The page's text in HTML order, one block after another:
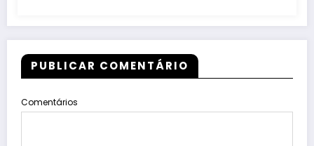
PUBLICAR COMENTÁRIO
Comentários